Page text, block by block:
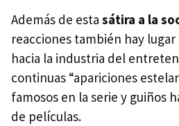
Además de esta sátira a la
reacciones también hay
hacia la industria del
continuas “apariciones
famosos en la serie y guiños
de películas.